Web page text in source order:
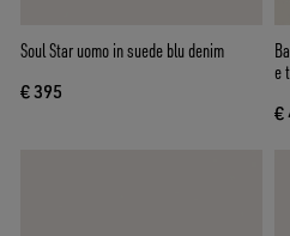
Soul Star uomo in suede blu denim
€ 395
e
€